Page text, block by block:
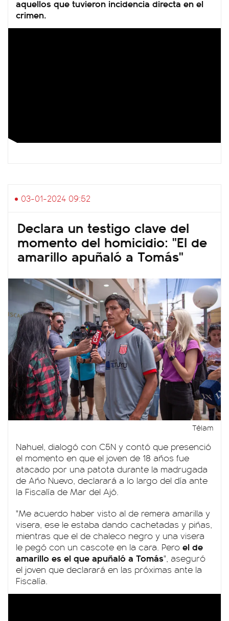
aquellos que tuvieron incidencia directa en el
crimen.
03-01-2024 09:52
Declara un testigo clave del
momento del homicidio: "El de
amarillo apuñaló a Tomás"
Télam
Nahuel, dialogó con C5N y contó que presenció
el momento en que el joven de 18 años fue
atacado por una patota durante la madrugada
de Año Nuevo, declarará a lo largo del día ante
la Fiscalía de Mar del Ajó.
"Me acuerdo haber visto al de remera amarilla y
visera, ese le estaba dando cachetadas y piñas,
mientras que el de chaleco negro y una visera
le pegó con un cascote en la cara. Pero el de
amarillo es el que apuñaló a Tomás", aseguró
el joven que declarará en las próximas ante la
Fiscalía.